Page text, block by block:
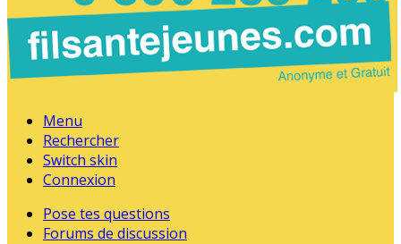
Menu
Rechercher
Switch skin
Connexion
Pose tes questions
Forums de discussion